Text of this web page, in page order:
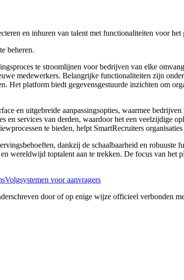
en inhuren van talent met functionaliteiten voor het
beheren.
te stroomlijnen voor bedrijven van elke
medewerkers. Belangrijke functionaliteiten zijn
platform biedt gegevensgestuurde inzichten om
en uitgebreide aanpassingsopties, waarmee
en services van derden, waardoor het een veelzijdige
te bieden, helpt SmartRecruiters
dankzij de schaalbaarheid en robuuste
wereldwijd toptalent aan te trekken. De focus van
Volgsystemen voor aanvragers
door of op enige wijze officieel verbonden